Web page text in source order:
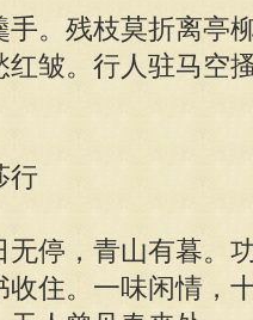
残枝莫折离亭柳
红皱。行人驻马空
，青山有暮。功
收住。一味闲情，